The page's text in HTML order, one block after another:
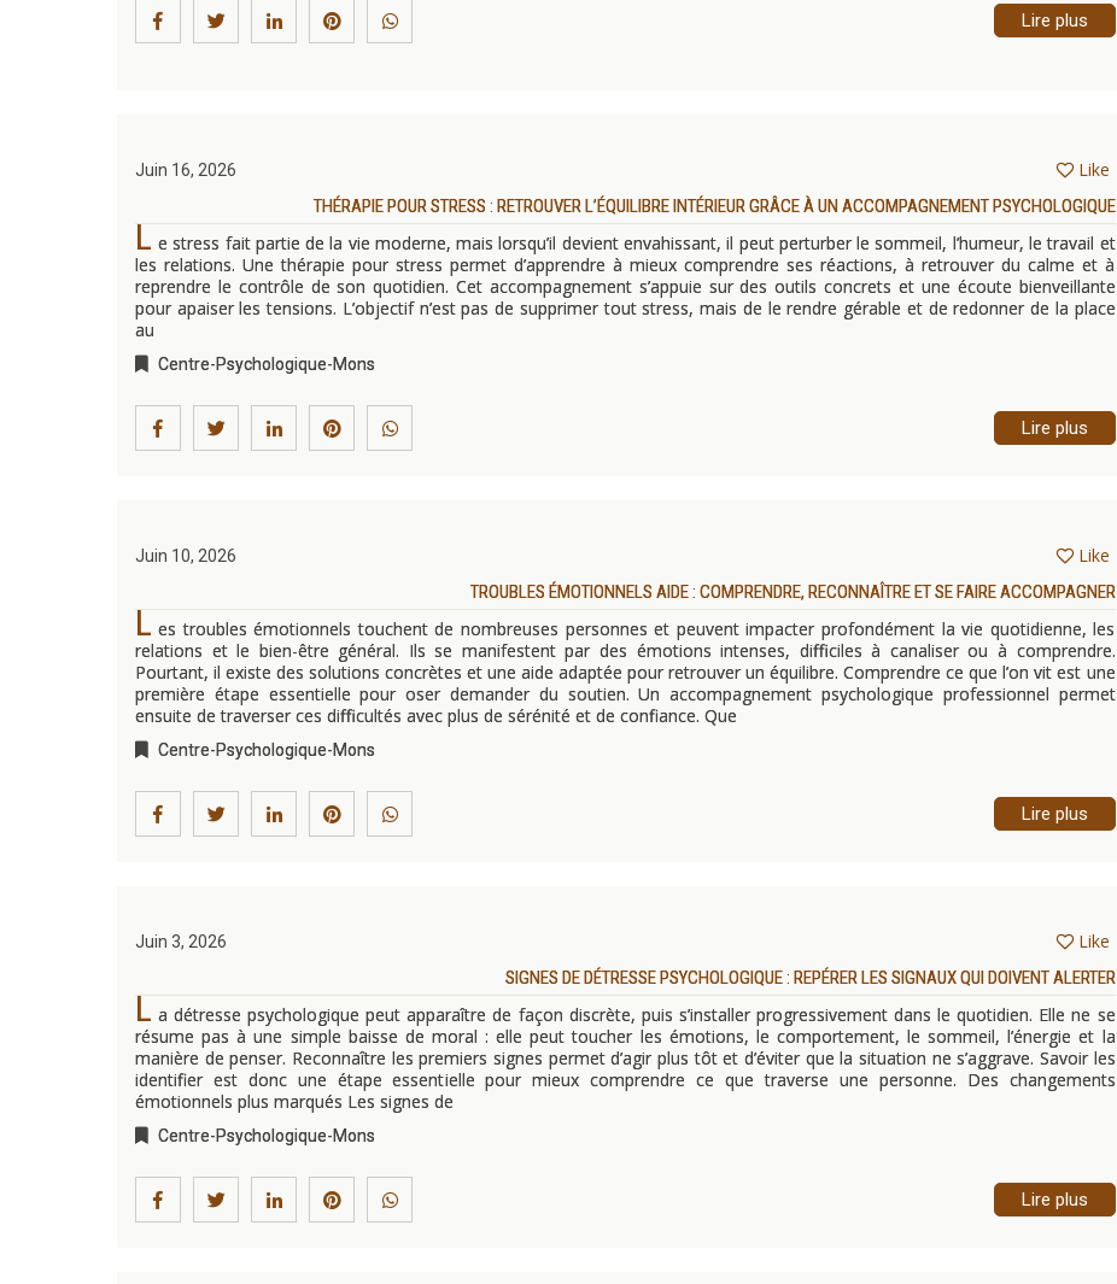
Lire plus
Juin 16, 2026 Like
THÉRAPIE POUR STRESS : RETROUVER L’ÉQUILIBRE INTÉRIEUR GRÂCE À UN ACCOMPAGNEMENT PSYCHOLOGIQUE
L e stress fait partie de la vie moderne, mais lorsqu’il devient envahissant, il peut perturber le sommeil, l’humeur, le travail et
les relations. Une thérapie pour stress permet d’apprendre à mieux comprendre ses réactions, à retrouver du calme et à
reprendre le contrôle de son quotidien. Cet accompagnement s’appuie sur des outils concrets et une écoute bienveillante
pour apaiser les tensions. L’objectif n’est pas de supprimer tout stress, mais de le rendre gérable et de redonner de la place
au
Centre-Psychologique-Mons
Lire plus
Juin 10, 2026 Like
TROUBLES ÉMOTIONNELS AIDE : COMPRENDRE, RECONNAÎTRE ET SE FAIRE ACCOMPAGNER
L es troubles émotionnels touchent de nombreuses personnes et peuvent impacter profondément la vie quotidienne, les
relations et le bien-être général. Ils se manifestent par des émotions intenses, difficiles à canaliser ou à comprendre.
Pourtant, il existe des solutions concrètes et une aide adaptée pour retrouver un équilibre. Comprendre ce que l’on vit est une
première étape essentielle pour oser demander du soutien. Un accompagnement psychologique professionnel permet
ensuite de traverser ces difficultés avec plus de sérénité et de confiance. Que
Centre-Psychologique-Mons
Lire plus
Juin 3, 2026 Like
SIGNES DE DÉTRESSE PSYCHOLOGIQUE : REPÉRER LES SIGNAUX QUI DOIVENT ALERTER
L a détresse psychologique peut apparaître de façon discrète, puis s’installer progressivement dans le quotidien. Elle ne se
résume pas à une simple baisse de moral : elle peut toucher les émotions, le comportement, le sommeil, l’énergie et la
manière de penser. Reconnaître les premiers signes permet d’agir plus tôt et d’éviter que la situation ne s’aggrave. Savoir les
identifier est donc une étape essentielle pour mieux comprendre ce que traverse une personne. Des changements
émotionnels plus marqués Les signes de
Centre-Psychologique-Mons
Lire plus